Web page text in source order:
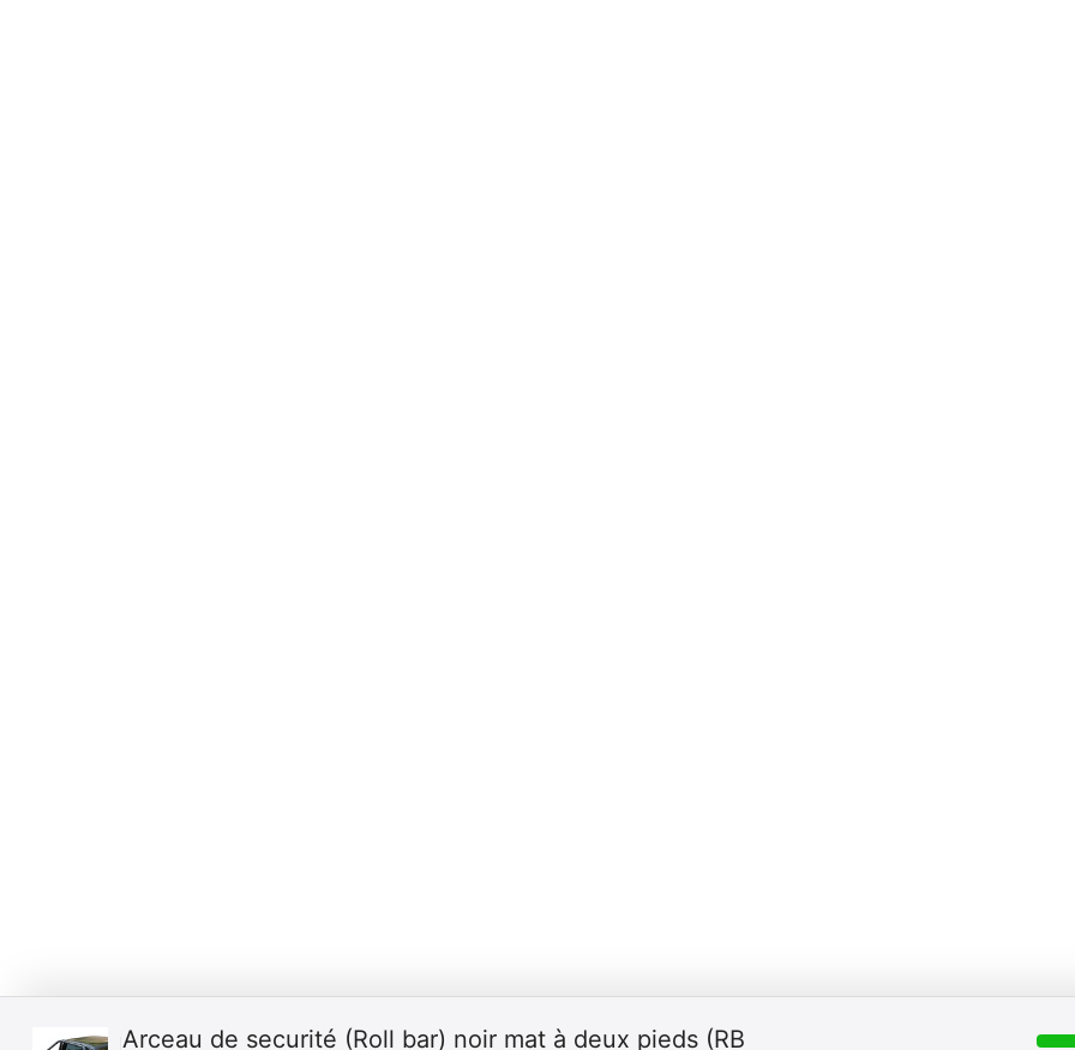
Arceau de securité (Roll bar) noir mat à deux pieds (RB